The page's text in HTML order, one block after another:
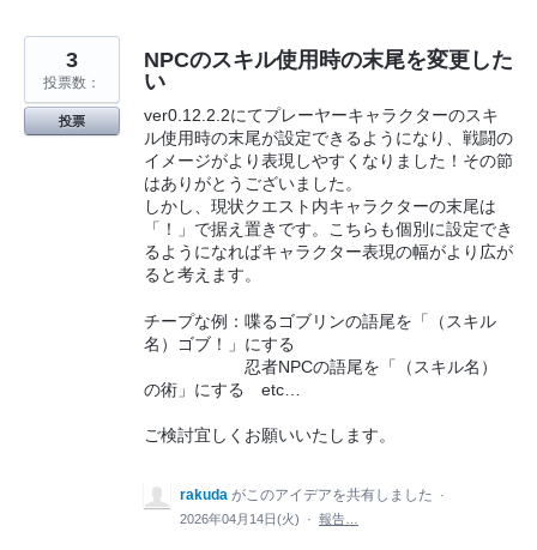
NPCのスキル使用時の末尾を変更した
い
ver0.12.2.2にてプレーヤーキャラクターのスキ
ル使用時の末尾が設定できるようになり、戦闘の
イメージがより表現しやすくなりました！その節
はありがとうございました。
しかし、現状クエスト内キャラクターの末尾は
「！」で据え置きです。こちらも個別に設定でき
るようになればキャラクター表現の幅がより広が
ると考えます。
チープな例：喋るゴブリンの語尾を「（スキル
名）ゴブ！」にする
忍者NPCの語尾を「（スキル名）
の術」にする etc…
ご検討宜しくお願いいたします。
3
投票数：
投票
rakuda がこのアイデアを共有しました
·
2026年04月14日(火)
· 報告…